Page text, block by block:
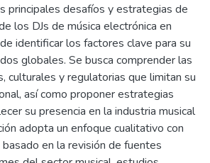
principales desafíos y estrategias de
los DJs de música electrónica en
identificar los factores clave para su
globales. Se busca comprender las
culturales y regulatorias que limitan su
así como proponer estrategias
su presencia en la industria musical
adopta un enfoque cualitativo con
en la revisión de fuentes